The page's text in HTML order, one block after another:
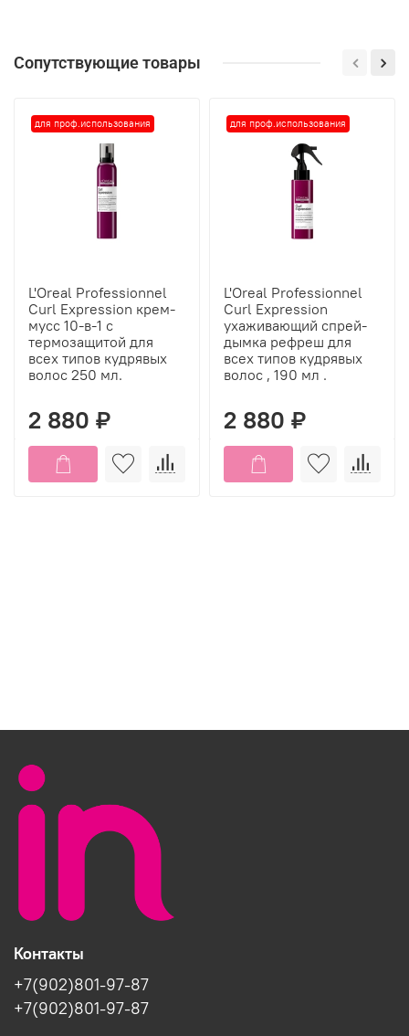
Сопутствующие товары
для проф.использования
L'Oreal Professionnel
Curl Expression крем-
мусс 10-в-1 с
термозащитой для
всех типов кудрявых
волос 250 мл.
2 880 ₽
для проф.использования
L'Oreal Professionnel
Curl Expression
ухаживающий спрей-
дымка рефреш для
всех типов кудрявых
волос , 190 мл .
2 880 ₽
Контакты
+7(902)801-97-87
+7(902)801-97-87